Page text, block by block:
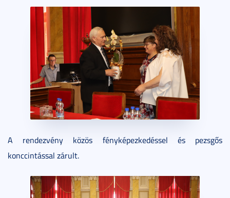
A rendezvény közös fényképezkedéssel és pezsgős
konccintással zárult.